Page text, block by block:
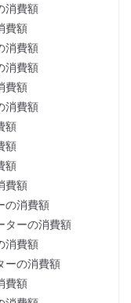
消費額
費額
消費額
消費額
費額
消費額
額
額
額
費額
の消費額
ターの消費額
消費額
ーの消費額
費額